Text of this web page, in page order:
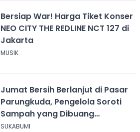
Bersiap War! Harga Tiket Konser
NEO CITY THE REDLINE NCT 127 di
Jakarta
MUSIK
Jumat Bersih Berlanjut di Pasar
Parungkuda, Pengelola Soroti
Sampah yang Dibuang
Sembarangan
SUKABUMI